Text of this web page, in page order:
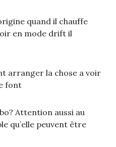
quand il chauffe
en mode drift il
arranger la chose a voir
font
Attention aussi au
qu’elle peuvent être